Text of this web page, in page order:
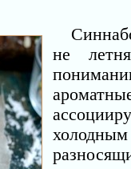
не